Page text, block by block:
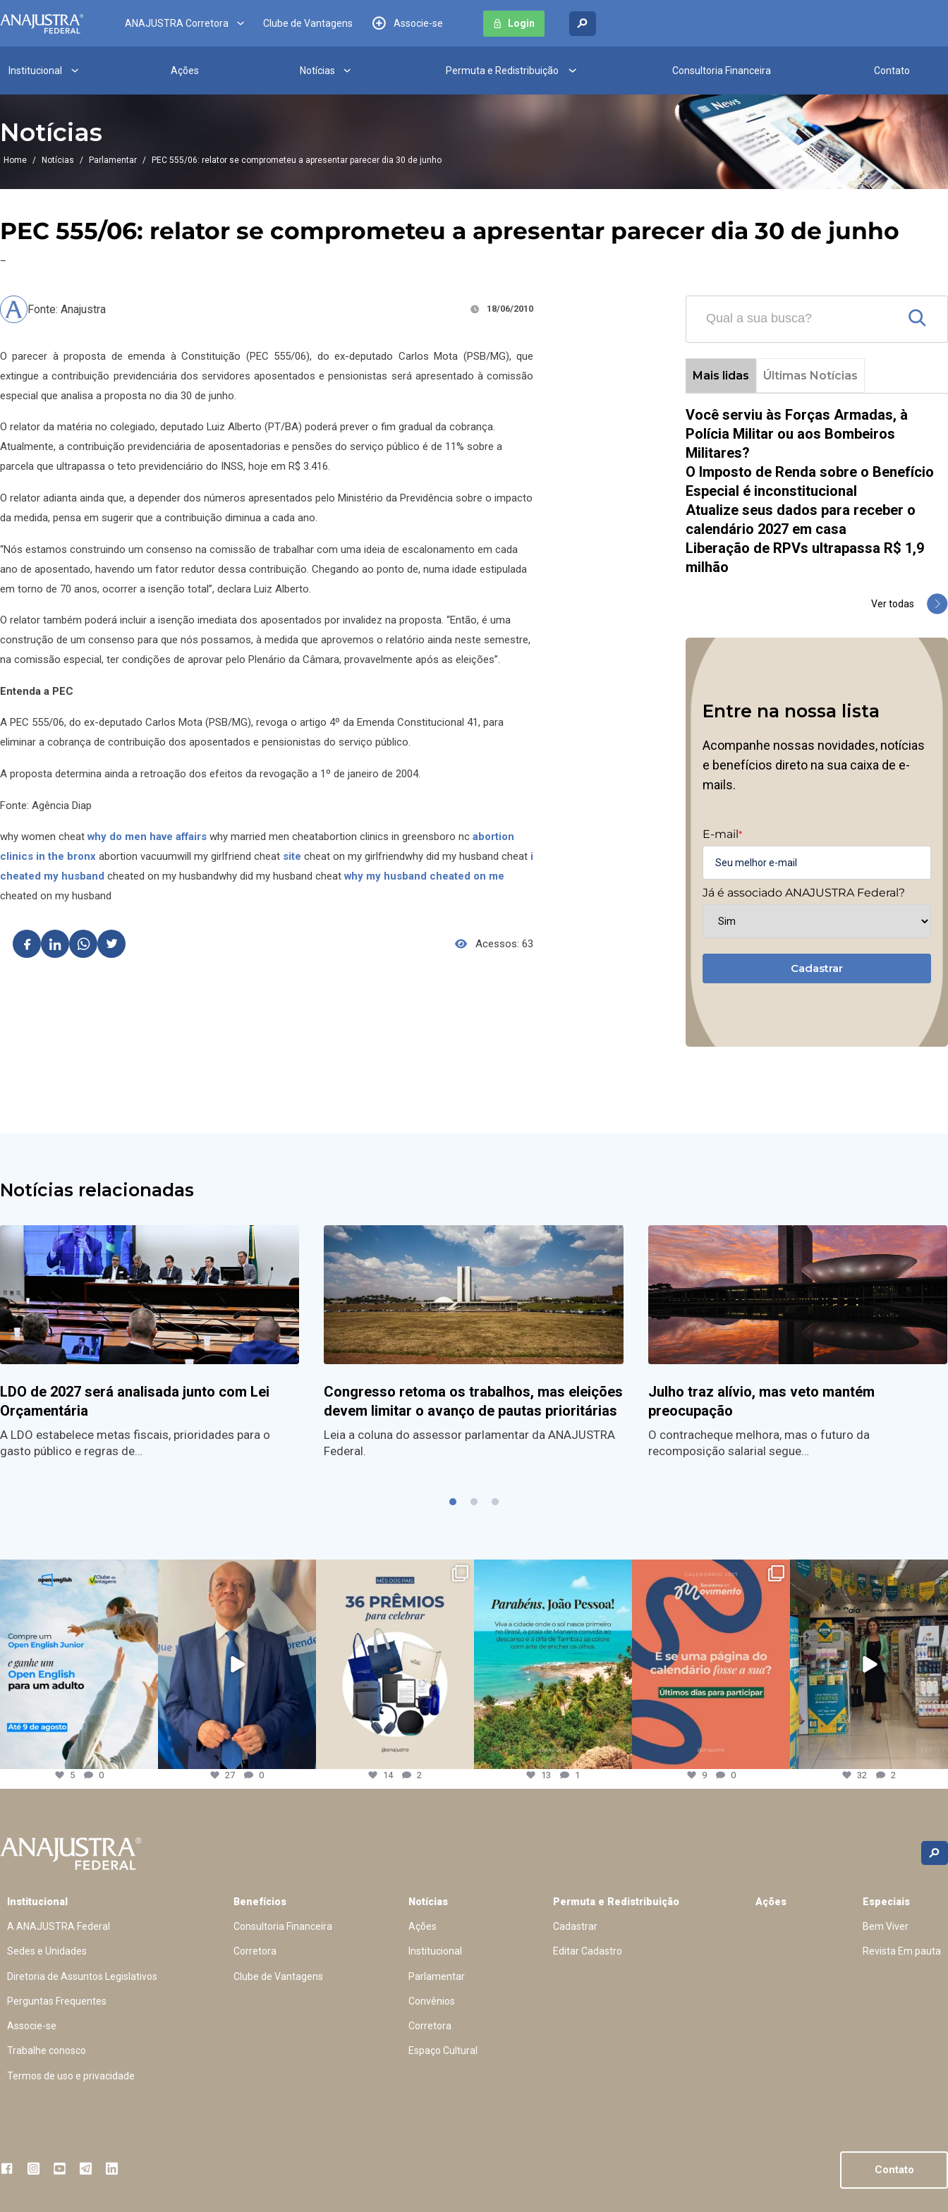
ANAJUSTRA Corretora Clube de Vantagens Associe-se Login
Institucional Ações Notícias Permuta e Redistribuição Consultoria Financeira Contato
Notícias
Home / Notícias / Parlamentar / PEC 555/06: relator se comprometeu a apresentar parecer dia 30 de junho
PEC 555/06: relator se comprometeu a apresentar parecer dia 30 de junho
–
Fonte: Anajustra 18/06/2010
O parecer à proposta de emenda à Constituição (PEC 555/06), do ex-deputado Carlos Mota (PSB/MG), que
extingue a contribuição previdenciária dos servidores aposentados e pensionistas será apresentado à comissão
especial que analisa a proposta no dia 30 de junho.
O relator da matéria no colegiado, deputado Luiz Alberto (PT/BA) poderá prever o fim gradual da cobrança.
Atualmente, a contribuição previdenciária de aposentadorias e pensões do serviço público é de 11% sobre a
parcela que ultrapassa o teto previdenciário do INSS, hoje em R$ 3.416.
O relator adianta ainda que, a depender dos números apresentados pelo Ministério da Previdência sobre o impacto
da medida, pensa em sugerir que a contribuição diminua a cada ano.
“Nós estamos construindo um consenso na comissão de trabalhar com uma ideia de escalonamento em cada
ano de aposentado, havendo um fator redutor dessa contribuição. Chegando ao ponto de, numa idade estipulada
em torno de 70 anos, ocorrer a isenção total”, declara Luiz Alberto.
O relator também poderá incluir a isenção imediata dos aposentados por invalidez na proposta. “Então, é uma
construção de um consenso para que nós possamos, à medida que aprovemos o relatório ainda neste semestre,
na comissão especial, ter condições de aprovar pelo Plenário da Câmara, provavelmente após as eleições”.
Entenda a PEC
A PEC 555/06, do ex-deputado Carlos Mota (PSB/MG), revoga o artigo 4º da Emenda Constitucional 41, para
eliminar a cobrança de contribuição dos aposentados e pensionistas do serviço público.
A proposta determina ainda a retroação dos efeitos da revogação a 1º de janeiro de 2004.
Fonte: Agência Diap
why women cheat why do men have affairs why married men cheatabortion clinics in greensboro nc abortion
clinics in the bronx abortion vacuumwill my girlfriend cheat site cheat on my girlfriendwhy did my husband cheat i
cheated my husband cheated on my husbandwhy did my husband cheat why my husband cheated on me
cheated on my husband
Acessos: 63
Mais lidas Últimas Notícias
Você serviu às Forças Armadas, à
Polícia Militar ou aos Bombeiros
Militares?
O Imposto de Renda sobre o Benefício
Especial é inconstitucional
Atualize seus dados para receber o
calendário 2027 em casa
Liberação de RPVs ultrapassa R$ 1,9
milhão
Ver todas
Entre na nossa lista
Acompanhe nossas novidades, notícias
e benefícios direto na sua caixa de e-
mails.
E-mail *
Já é associado ANAJUSTRA Federal?
Cadastrar
Notícias relacionadas
LDO de 2027 será analisada junto com Lei
Orçamentária
A LDO estabelece metas fiscais, prioridades para o
gasto público e regras de…
Congresso retoma os trabalhos, mas eleições
devem limitar o avanço de pautas prioritárias
Leia a coluna do assessor parlamentar da ANAJUSTRA
Federal.
Julho traz alívio, mas veto mantém
preocupação
O contracheque melhora, mas o futuro da
recomposição salarial segue…
5 0 27 0 14 2 13 1 9 0 32 2
Institucional
A ANAJUSTRA Federal
Sedes e Unidades
Diretoria de Assuntos Legislativos
Perguntas Frequentes
Associe-se
Trabalhe conosco
Termos de uso e privacidade
Benefícios
Consultoria Financeira
Corretora
Clube de Vantagens
Notícias
Ações
Institucional
Parlamentar
Convênios
Corretora
Espaço Cultural
Permuta e Redistribuição
Cadastrar
Editar Cadastro
Ações Especiais
Bem Viver
Revista Em pauta
Contato